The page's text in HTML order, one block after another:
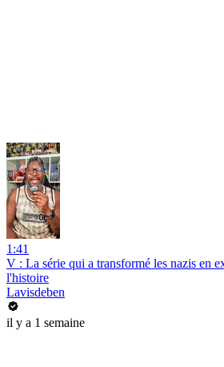
1:41
V : La série qui a transformé les nazis en
l'histoire
Lavisdeben
il y a 1 semaine